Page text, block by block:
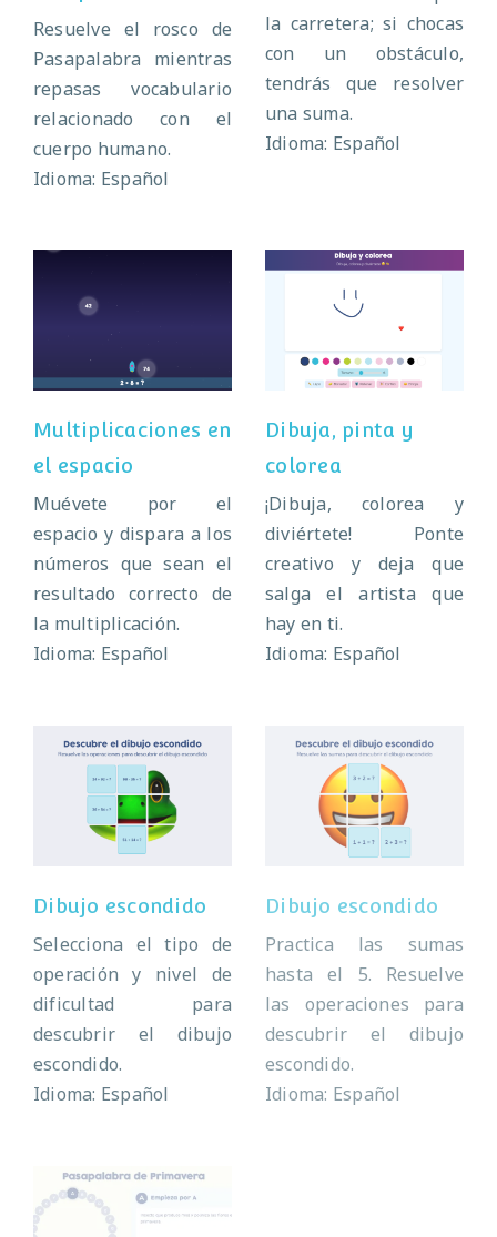
Resuelve el rosco de
Pasapalabra mientras
repasas vocabulario
relacionado con el
cuerpo humano.
Idioma: Español
la carretera; si chocas
con un obstáculo,
tendrás que resolver
una suma.
Idioma: Español
Multiplicaciones
Multiplicaciones en
el espacio
Muévete por el
espacio y dispara a los
números que sean el
resultado correcto de
la multiplicación.
Idioma: Español
Dibuja, pinta y
Dibuja, pinta y
colorea
¡Dibuja, colorea y
diviértete! Ponte
creativo y deja que
salga el artista que
hay en ti.
Idioma: Español
Dibujo escondido
Dibujo escondido
Selecciona el tipo de
operación y nivel de
dificultad para
descubrir el dibujo
escondido.
Idioma: Español
Dibujo escondido
Dibujo escondido
Practica las sumas
hasta el 5. Resuelve
las operaciones para
descubrir el dibujo
escondido.
Idioma: Español
Pasapalabra de